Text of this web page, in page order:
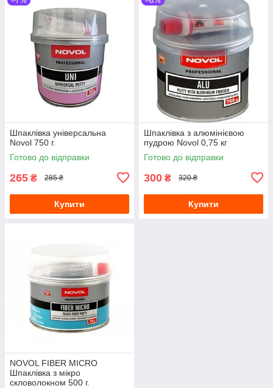
Шпаклівка універсальна
Novol 750 г.
Готово до відправки
265 ₴ 285 ₴
Купити
Шпаклівка з алюмінієвою
пудрою Novol 0,75 кг
Готово до відправки
300 ₴ 320 ₴
Купити
NOVOL FIBER MICRO
Шпаклівка з мікро
скловолокном 500 г.